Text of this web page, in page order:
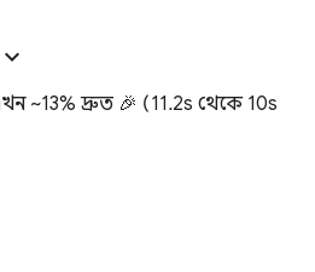
~13% দ্রুত 🎉 (11.2s থেকে 10s